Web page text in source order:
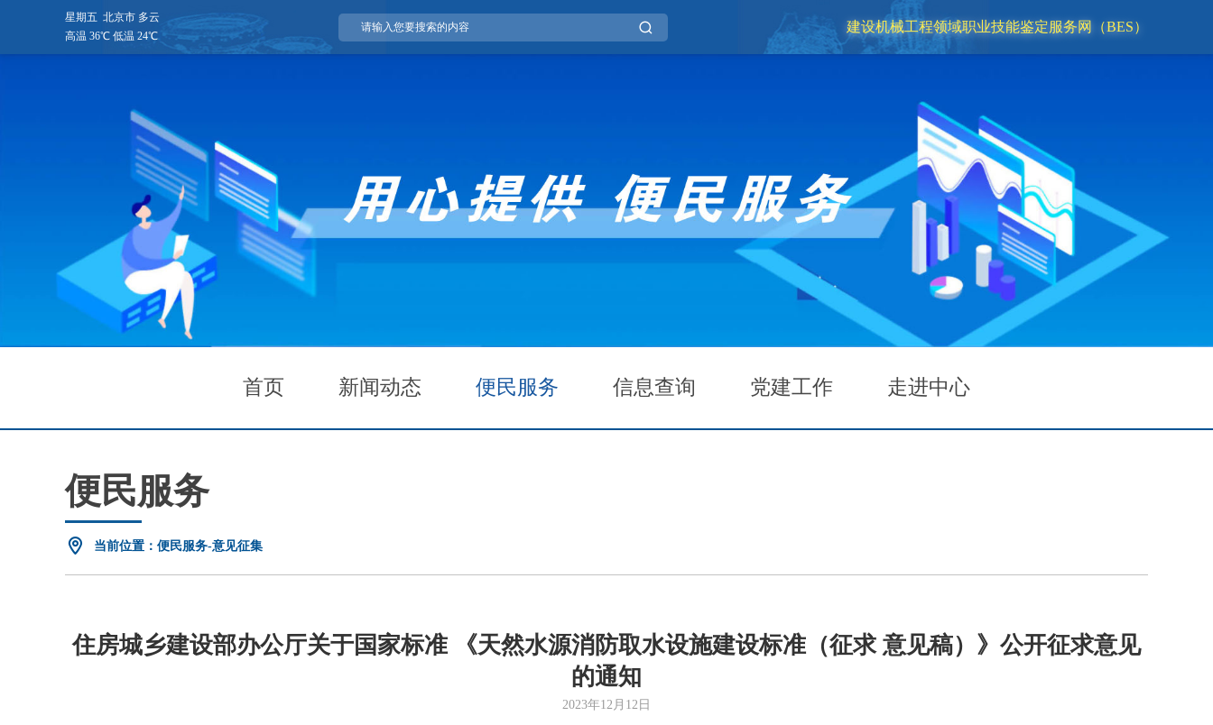
星期五 北京市 多云
高温 36℃ 低温 24℃
建设机械工程领域职业技能鉴定服务网（BES）
首页 新闻动态 便民服务 信息查询 党建工作 走进中心
便民服务
当前位置：便民服务-意见征集
住房城乡建设部办公厅关于国家标准 《天然水源消防取水设施建设标准（征求 意见稿）》公开征求意见
的通知
2023年12月12日